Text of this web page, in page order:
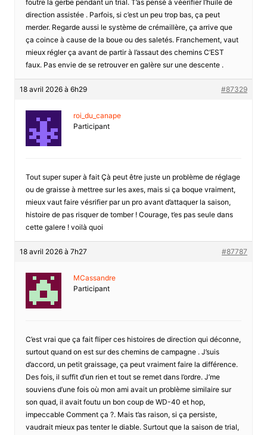
foutre la gerbe pendant un trial. T’as pensé à véerifier l’huile de
direction assistée . Parfois, si c’est un peu trop bas, ça peut
merder. Regarde aussi le système de crémaillère, ça arrive que
ça coince à cause de la boue ou des saletés. Franchement, vaut
mieux régler ça avant de partir à l’assaut des chemins C’EST
faux. Pas envie de se retrouver en galère sur une descente .
18 avril 2026 à 6h29 #87329
roi_du_canape
Participant
Tout super super à fait Çà peut être juste un problème de réglage
ou de graisse à mettree sur les axes, mais si ça boque vraiment,
mieux vaut faire vésrifier par un pro avant d’attaquer la saison,
histoire de pas risquer de tomber ! Courage, t’es pas seule dans
cette galere ! voilà quoi
18 avril 2026 à 7h27 #87787
MCassandre
Participant
C’est vrai que ça fait fliper ces histoires de direction qui déconne,
surtout quand on est sur des chemins de campagne . J’suis
d’accord, un petit graissage, ça peut vraiment faire la différence.
Des fois, il suffit d’un rien et tout se remet dans l’ordre. J’me
souviens d’une fois où mon ami avait un problème similaire sur
son quad, il avait foutu un bon coup de WD-40 et hop,
impeccable Comment ça ?. Mais t’as raison, si ça persiste,
vaudrait mieux pas tenter le diable. Surtout que la saison de trial,